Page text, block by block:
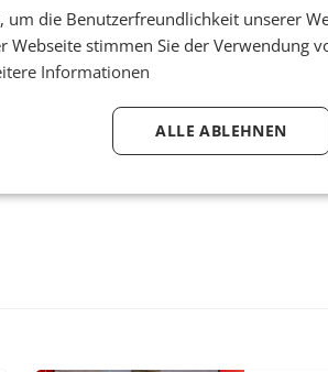
um die Benutzerfreundlichkeit unserer
Webseite stimmen Sie der Verwendung
Informationen
ALLE ABLEHNEN